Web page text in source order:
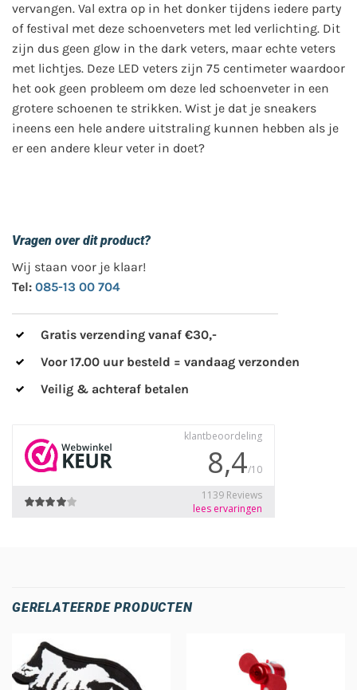
vervangen. Val extra op in het donker tijdens iedere party
of festival met deze schoenveters met led verlichting. Dit
zijn dus geen glow in the dark veters, maar echte veters
met lichtjes. Deze LED veters zijn 75 centimeter waardoor
het ook geen probleem om deze led schoenveter in een
grotere schoenen te strikken. Wist je dat je sneakers
ineens een hele andere uitstraling kunnen hebben als je
er een andere kleur veter in doet?
Vragen over dit product?
Wij staan voor je klaar!
Tel: 085-13 00 704
Gratis verzending vanaf €30,-
Voor 17.00 uur besteld = vandaag verzonden
Veilig & achteraf betalen
GERELATEERDE PRODUCTEN